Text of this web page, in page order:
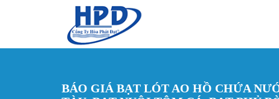
BÁO GIÁ BẠT LÓT AO HỒ CHỨA